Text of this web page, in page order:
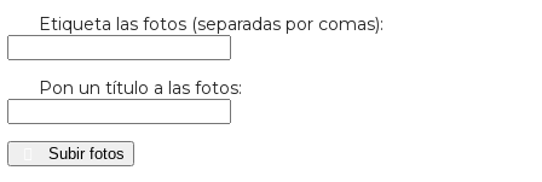
Etiqueta las fotos (separadas por comas):
Pon un título a las fotos:
Subir fotos